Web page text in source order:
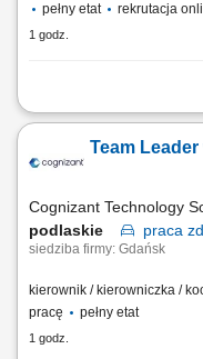
pełny etat
rekrutacja
1 godz.
Zakres obowiązków:
stanu zdrowia (waga,
zaleceń medycznych
Team
Cognizant Technology
podlaskie
praca
siedziba firmy: Gdańsk
kierownik / kierowniczka /
pracę
pełny etat
1 godz.